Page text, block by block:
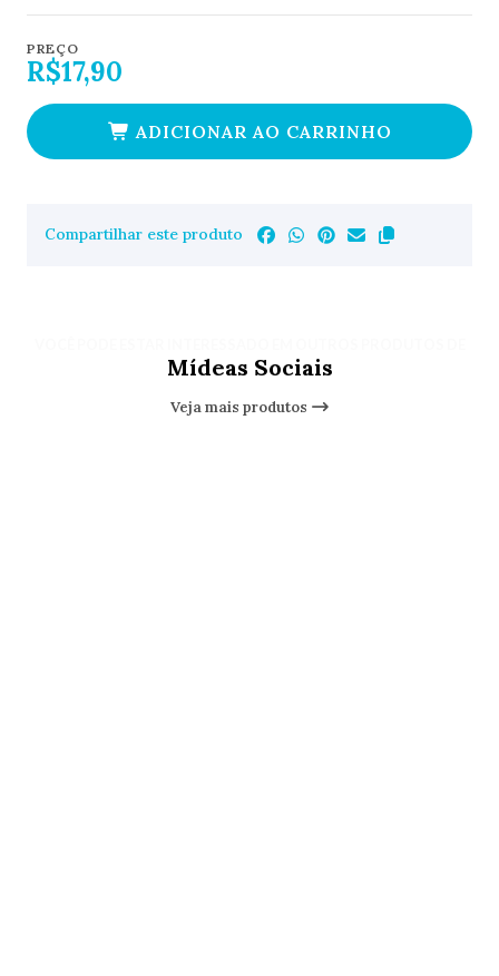
PREÇO
R$17,90
ADICIONAR AO CARRINHO
Compartilhar este produto
Mídeas Sociais
Veja mais produtos